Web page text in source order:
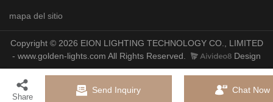
mapa del sitio
Copyright © 2026 EION LIGHTING TECHNOLOGY CO., LIMITED
- www.golden-lights.com All Rights Reserved.
Design
Share
Send Inquiry Chat Now